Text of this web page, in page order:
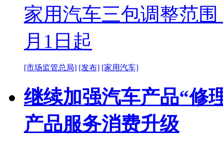
家用汽车三包调整范
月1日起
[市场监管总局] [发布] [家用汽车]
继续加强汽车产品“修
产品服务消费升级